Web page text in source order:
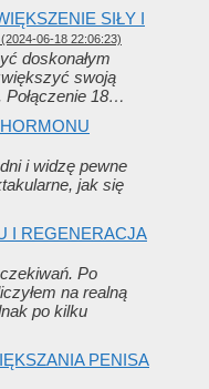
SIŁY I
(2024-06-18 22:06:23)
doskonałym
swoją
Połączenie 18…
i widzę pewne
jak się
I REGENERACJA
Po
na realną
po kilku
PENISA